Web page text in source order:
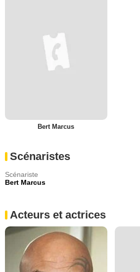
Bert Marcus
Scénaristes
Scénariste
Bert Marcus
Acteurs et actrices